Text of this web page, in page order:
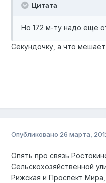
Цитата
Но 172 м-ту надо еще
Секундочку, а что
Опубликовано 26 марта,
Опять про связь
Сельскохозяйственной
Рижская и Проспект